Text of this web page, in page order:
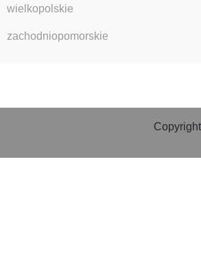
wielkopolskie
zachodniopomorskie